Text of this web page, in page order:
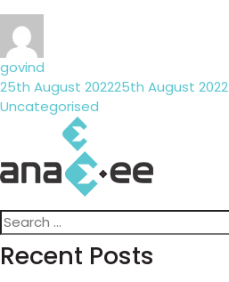
govind
Posted
on
25th August 202225th August 2022
Categories
Uncategorised
Search
for:
Recent Posts